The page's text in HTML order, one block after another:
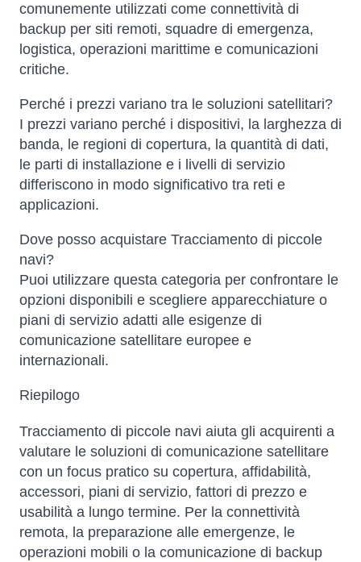
comunemente utilizzati come connettività di
backup per siti remoti, squadre di emergenza,
logistica, operazioni marittime e comunicazioni
critiche.
Perché i prezzi variano tra le soluzioni satellitari?
I prezzi variano perché i dispositivi, la larghezza di
banda, le regioni di copertura, la quantità di dati,
le parti di installazione e i livelli di servizio
differiscono in modo significativo tra reti e
applicazioni.
Dove posso acquistare Tracciamento di piccole
navi?
Puoi utilizzare questa categoria per confrontare le
opzioni disponibili e scegliere apparecchiature o
piani di servizio adatti alle esigenze di
comunicazione satellitare europee e
internazionali.
Riepilogo
Tracciamento di piccole navi aiuta gli acquirenti a
valutare le soluzioni di comunicazione satellitare
con un focus pratico su copertura, affidabilità,
accessori, piani di servizio, fattori di prezzo e
usabilità a lungo termine. Per la connettività
remota, la preparazione alle emergenze, le
operazioni mobili o la comunicazione di backup